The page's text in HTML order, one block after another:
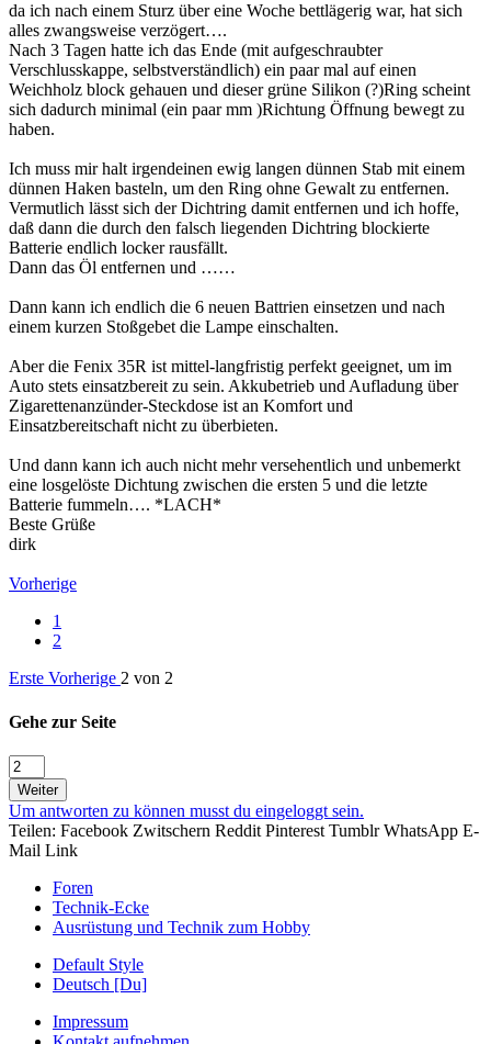
da ich nach einem Sturz über eine Woche bettlägerig war, hat sich
alles zwangsweise verzögert….
Nach 3 Tagen hatte ich das Ende (mit aufgeschraubter
Verschlusskappe, selbstverständlich) ein paar mal auf einen
Weichholz block gehauen und dieser grüne Silikon (?)Ring scheint
sich dadurch minimal (ein paar mm )Richtung Öffnung bewegt zu
haben.
Ich muss mir halt irgendeinen ewig langen dünnen Stab mit einem
dünnen Haken basteln, um den Ring ohne Gewalt zu entfernen.
Vermutlich lässt sich der Dichtring damit entfernen und ich hoffe,
daß dann die durch den falsch liegenden Dichtring blockierte
Batterie endlich locker rausfällt.
Dann das Öl entfernen und ……
Dann kann ich endlich die 6 neuen Battrien einsetzen und nach
einem kurzen Stoßgebet die Lampe einschalten.
Aber die Fenix 35R ist mittel-langfristig perfekt geeignet, um im
Auto stets einsatzbereit zu sein. Akkubetrieb und Aufladung über
Zigarettenanzünder-Steckdose ist an Komfort und
Einsatzbereitschaft nicht zu überbieten.
Und dann kann ich auch nicht mehr versehentlich und unbemerkt
eine losgelöste Dichtung zwischen die ersten 5 und die letzte
Batterie fummeln…. *LACH*
Beste Grüße
dirk
Vorherige
1
2
Erste Vorherige 2 von 2
Gehe zur Seite
Weiter
Um antworten zu können musst du eingeloggt sein.
Teilen: Facebook Zwitschern Reddit Pinterest Tumblr WhatsApp E-
Mail Link
Foren
Technik-Ecke
Ausrüstung und Technik zum Hobby
Default Style
Deutsch [Du]
Impressum